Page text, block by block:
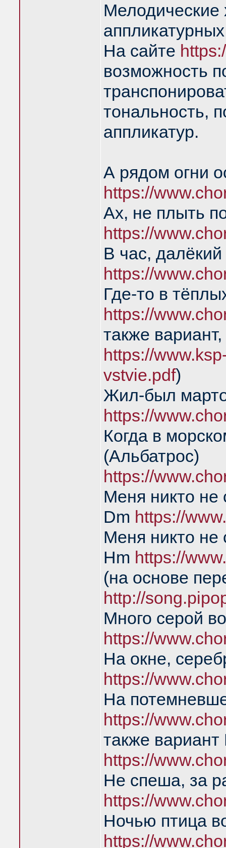
Мелодические
На сайте
возможность
тональность,
аппликатур.
А рядом огни
https://
Ах, не плыть
https://
В час, далёкий
https://
Где-то в
https://
также
https://
vstvie.pdf)
Жил-был
https://
Когда в
(Альбатрос)
https://
Меня никто не
Dm https://
Меня никто
Нm https://
(на основе
http://
Много серой
https://
На окне,
https://
На
https://
также вариант
https://
Не спеша, за
https://
Ночью птица
https://